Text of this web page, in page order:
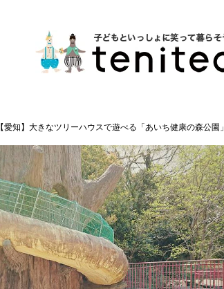
【愛知】大きなツリーハウスで遊べる「あいち健康の森公園」